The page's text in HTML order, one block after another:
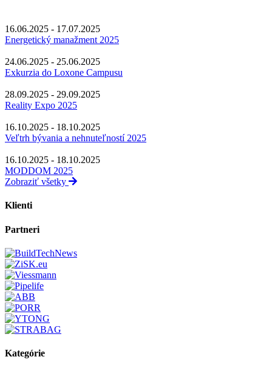
16.06.2025 - 17.07.2025
Energetický manažment 2025
24.06.2025 - 25.06.2025
Exkurzia do Loxone Campusu
28.09.2025 - 29.09.2025
Reality Expo 2025
16.10.2025 - 18.10.2025
Veľtrh bývania a nehnuteľností 2025
16.10.2025 - 18.10.2025
MODDOM 2025
Zobraziť všetky
Klienti
Partneri
Kategórie